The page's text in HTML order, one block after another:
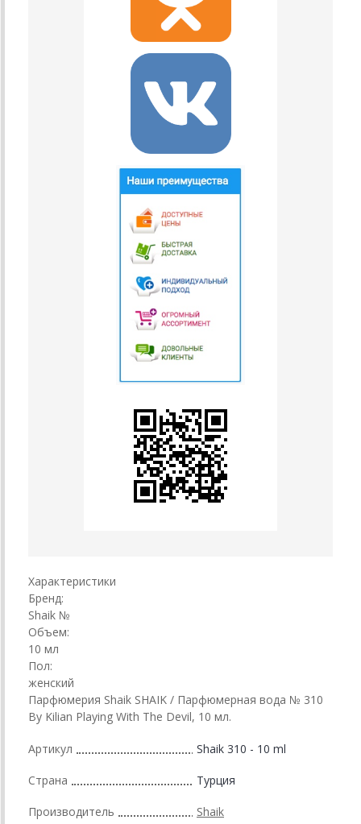
Характеристики
Бренд:
Shaik №
Объем:
10 мл
Пол:
женский
Парфюмерия Shaik SHAIK / Парфюмерная вода № 310
By Kilian Playing With The Devil, 10 мл.
Артикул Shaik 310 - 10 ml
Страна Турция
Производитель Shaik